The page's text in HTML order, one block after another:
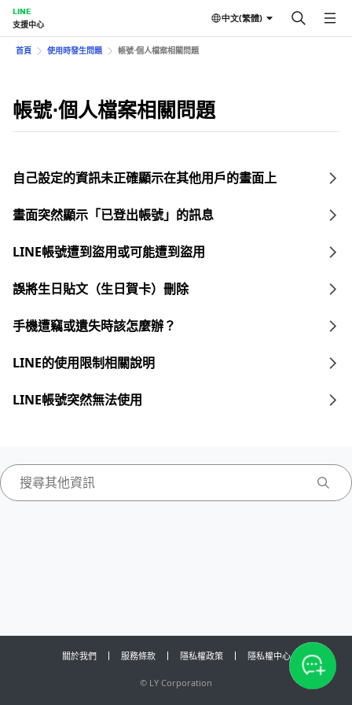
LINE
支援中心
中文(繁體)
首頁 使用時發生問題 帳號⋅個人檔案相關問題
帳號⋅個人檔案相關問題
自己設定的資訊未正確顯示在其他用戶的畫面上
畫面突然顯示「已登出帳號」的訊息
LINE帳號遭到盜用或可能遭到盜用
誤將生日貼文（生日賀卡）刪除
手機遭竊或遺失時該怎麼辦？
LINE的使用限制相關說明
LINE帳號突然無法使用
關於我們 服務條款 隱私權政策 隱私權中心
© LY Corporation